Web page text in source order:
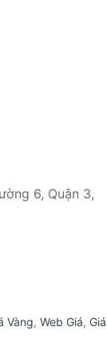
6, Quận 3,
Vàng, Web Giá, Giá